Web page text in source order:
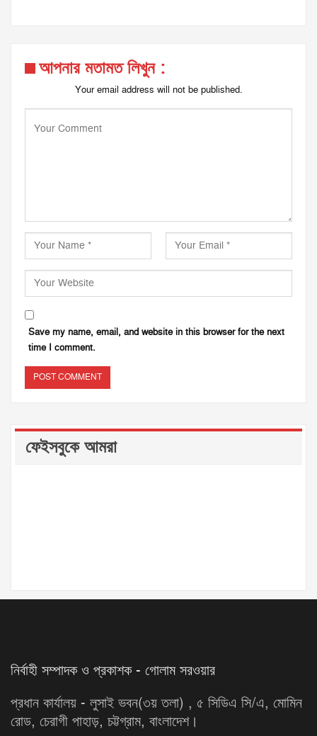
আপনার মতামত লিখুন :
Your email address will not be published.
Save my name, email, and website in this browser for the next
time I comment.
ফেইসবুকে আমরা
নির্বাহী সম্পাদক ও প্রকাশক - গোলাম সরওয়ার
প্রধান কার্যালয় - লুসাই ভবন(৩য় তলা) , ৫ সিডিএ সি/এ, মোমিন
রোড, চেরাগী পাহাড়, চট্টগ্রাম, বাংলাদেশ।